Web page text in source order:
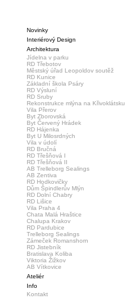
Novinky
Interiérový Design
Architektura
Jídelna v parku
RD Třebotov
Městský úřad Leopoldov soutěž
RD Kunice
Základní škola Psáry
RD Výsluní
RD Sruby
Rekonstrukce mlýna na Křivoklátsku
Vila Přerov
Byt Zborovská
Byt Červený Hrádek
RD Hájenka
Byt U Milosrdných
Vila v údolí
RD Bručná
RD Třešňová I
RD Třešňová II
AB Trelleborg Sealings
AB Zentiva
RD Hodkovičky
Dům Špindlerův Mlýn
RD Dolní Chabry
RD Lišice
Vila Praha 4
Chata Malá Hraštice
Chalupa Krakov
RD Pardubice
Trelleborg Sealings
Zámeček Romanshorn
RD Jistebník
Bratislava Koliba
Viktoria Žižkov
AB Vítkovice
Ateliér
Info
Kontakt